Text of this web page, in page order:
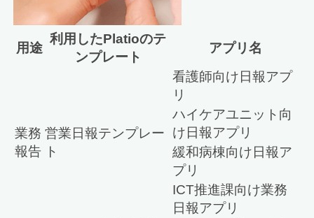
用途
利用したPlatioのテ
ンプレート
アプリ名
業務
報告
営業日報テンプレー
ト
看護師向け日報アプ
リ
ハイケアユニット向
け日報アプリ
緩和病棟向け日報ア
プリ
ICT推進課向け業務
日報アプリ